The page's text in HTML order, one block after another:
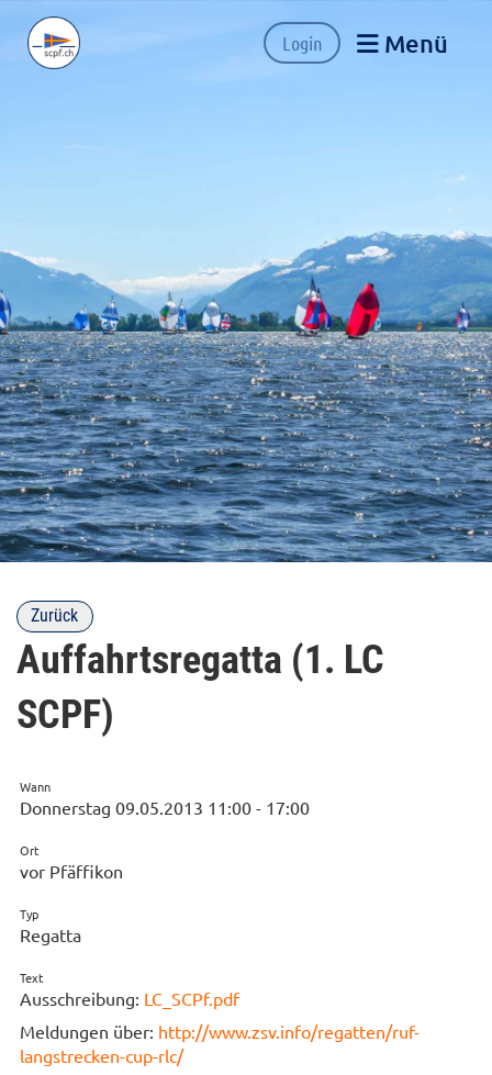
Login Menü
Zurück
Auffahrtsregatta (1. LC
SCPF)
Wann
Donnerstag 09.05.2013 11:00 - 17:00
Ort
vor Pfäffikon
Typ
Regatta
Text
Ausschreibung: LC_SCPf.pdf
Meldungen über: http://www.zsv.info/regatten/ruf-
langstrecken-cup-rlc/